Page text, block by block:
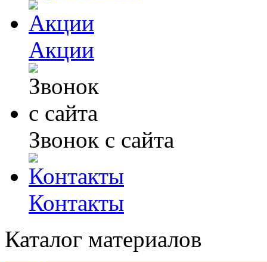
Акции
Звонок с сайта
Контакты
Каталог материалов